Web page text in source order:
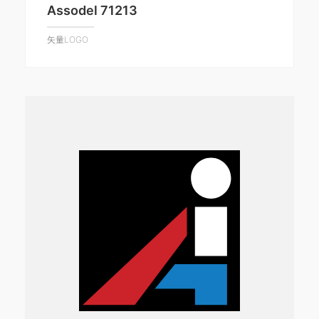
Assodel 71213
矢量LOGO